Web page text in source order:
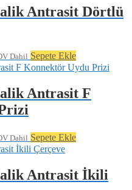
Antrasit Dörtlü
Dahil Sepete Ekle
Antrasit F
Dahil Sepete Ekle
Antrasit İkili